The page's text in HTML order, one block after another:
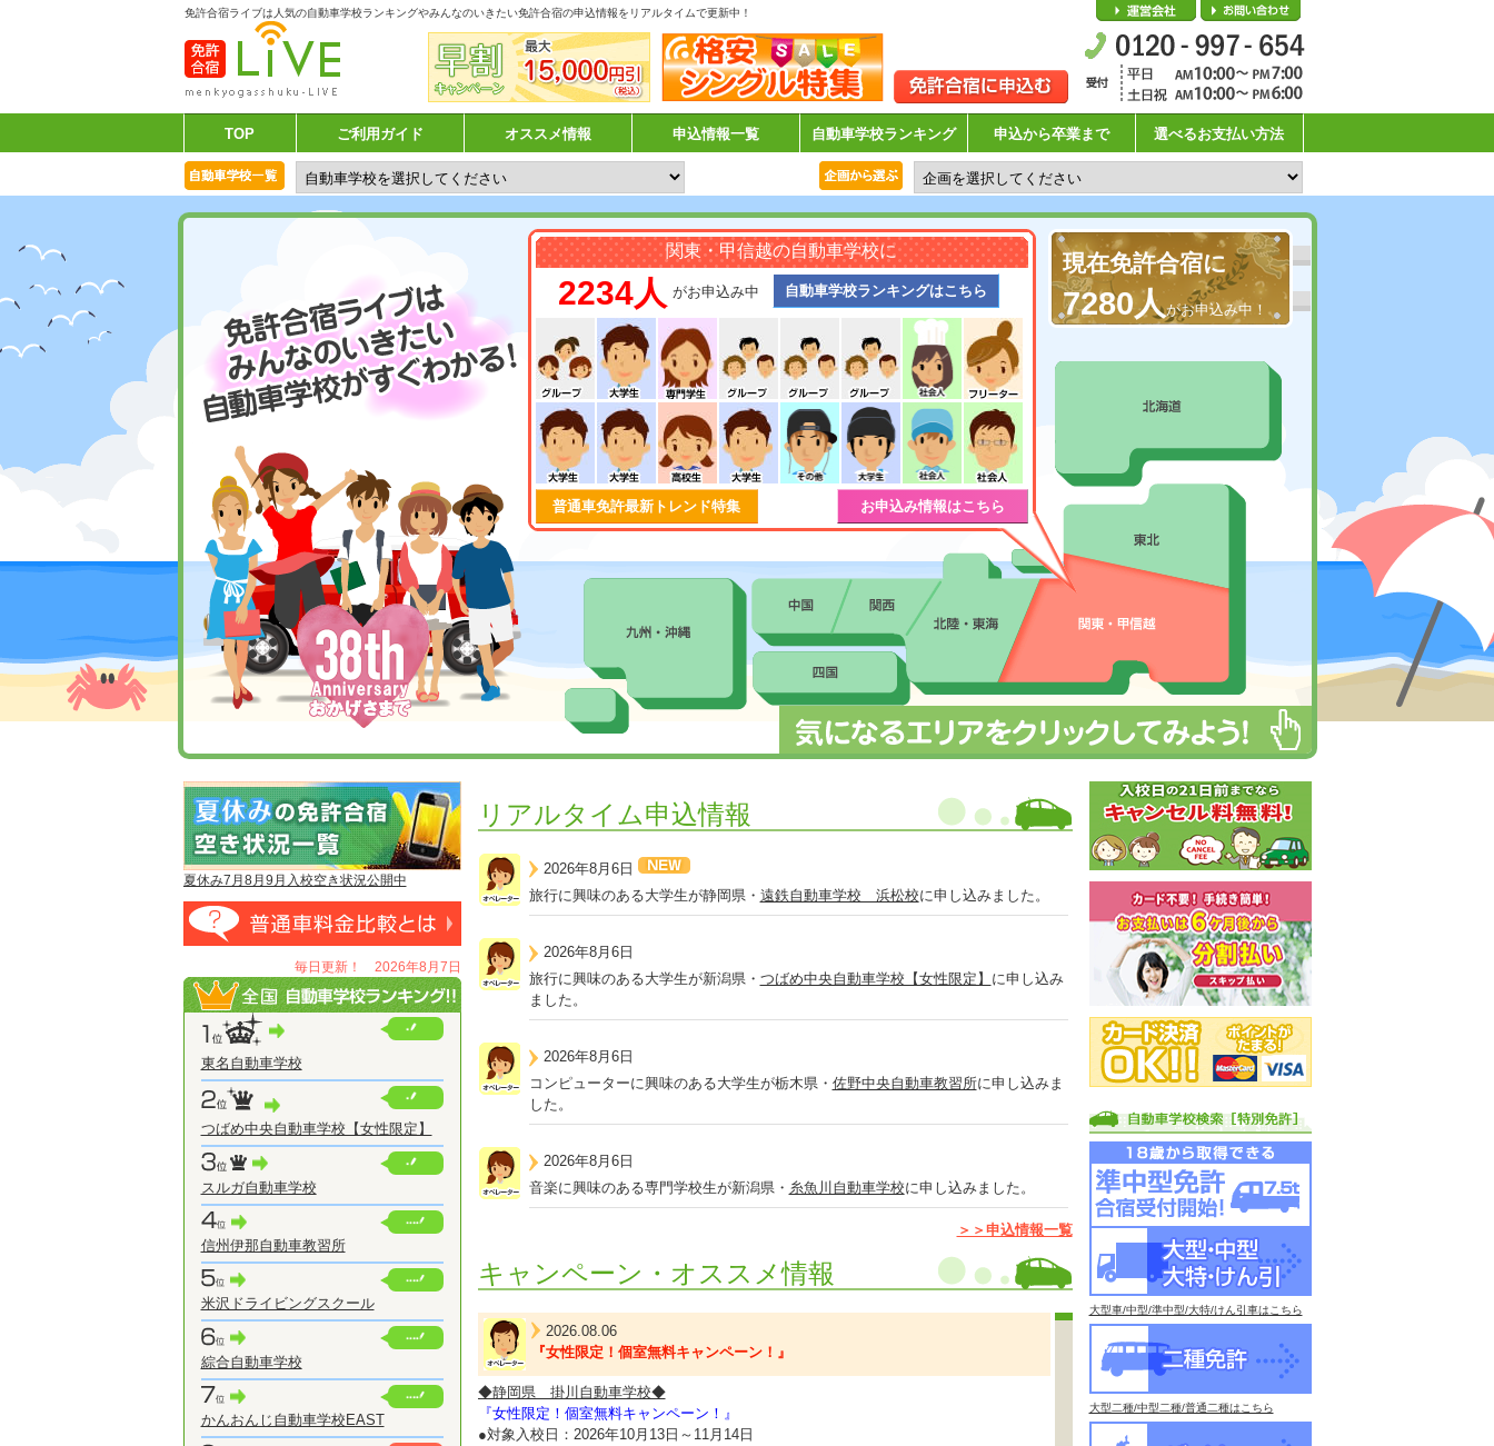
免許合宿ライブは人気の自動車学校ランキングやみんなのいきたい免許合宿の申込情報をリアルタイムで更新中！ 会社概要
TOP ご利用ガイド オススメ情報 申込情報一覧 自動車学校ランキング 申込から卒業まで 選べるお支払い方法
関東・甲信越の自動車学校に
2234人 がお申込み中 自動車学校ランキングはこちら
普通車免許最新トレンド特集 お申込み情報はこちら
現在免許合宿に
7280人がお申込み中！
夏休み7月8月9月入校空き状況公開中
毎日更新！ 2026年8月7日
東名自動車学校
つばめ中央自動車学校【女性限定】
スルガ自動車学校
信州伊那自動車教習所
米沢ドライビングスクール
綜合自動車学校
かんおんじ自動車学校EAST
リアルタイム申込情報
2026年8月6日
旅行に興味のある大学生が静岡県・ 遠鉄自動車学校 浜松校に申し込みました。
2026年8月6日
旅行に興味のある大学生が新潟県・ つばめ中央自動車学校【女性限定】 に申し込み
ました。
2026年8月6日
コンピューターに興味のある大学生が栃木県・ 佐野中央自動車教習所に申し込みま
した。
2026年8月6日
音楽に興味のある専門学校生が新潟県・ 糸魚川自動車学校に申し込みました。
＞＞申込情報一覧
キャンペーン・オススメ情報
2026.08.06
『女性限定！個室無料キャンペーン！』
◆静岡県 掛川自動車学校◆
『女性限定！個室無料キャンペーン！』
●対象入校日：2026年10月13日～11月14日
大型車/中型/準中型/大特/けん引車はこちら
大型二種/中型二種/普通二種はこちら